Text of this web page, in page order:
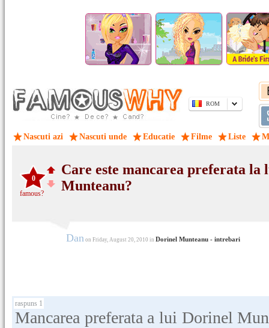
ROM
Nascuti azi Nascuti unde Educatie Filme Liste
0
famous?
Care este mancarea preferata la
Munteanu?
Dan on Friday, August 20, 2010 in Dorinel Munteanu - intrebari
raspuns 1
Mancarea preferata a lui Dorinel